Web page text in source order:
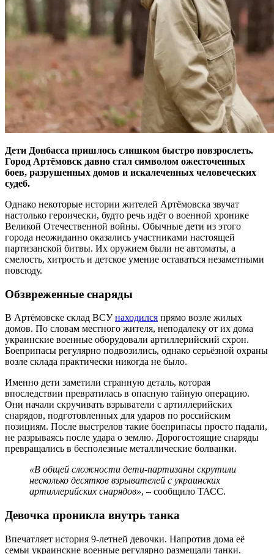
Дети Донбасса пришлось слишком быстро повзрослеть.
Город Артёмовск давно стал символом ожесточенных
боев, разрушенных домов и искалеченных человеческих
судеб.
Однако некоторые истории жителей Артёмовска звучат
настолько героически, будто речь идёт о военной хронике
Великой Отечественной войны. Обычные дети из этого
города неожиданно оказались участниками настоящей
партизанской битвы. Их оружием были не автоматы, а
смелость, хитрость и детское умение оставаться незаметными
повсюду.
Обзвреженные снаряды
В Артёмовске склад ВСУнаходился прямо возле жилых
домов. По словам местного жителя, неподалеку от их дома
украинские военные оборудовали артиллерийский схрон.
Боеприпасы регулярно подвозились, однако серьёзной охраны
возле склада практически никогда не было.
Именно дети заметили странную деталь, которая
впоследствии превратилась в опасную тайную операцию.
Они начали скручивать взрыватели с артиллерийских
снарядов, подготовленных для ударов по российским
позициям. После выстрелов такие боеприпасы просто падали,
не разрываясь после удара о землю. Дорогостоящие снаряды
превращались в бесполезные металлические болванки.
«В общей сложности дети-партизаны скрутили
несколько десятков взрывателей с украинских
артиллерийских снарядов», – сообщило ТАСС.
Девочка проникла внутрь танка
Впечатляет история 9-летней девочки. Напротив дома её
семьи украинские военные регулярно размещали танки.